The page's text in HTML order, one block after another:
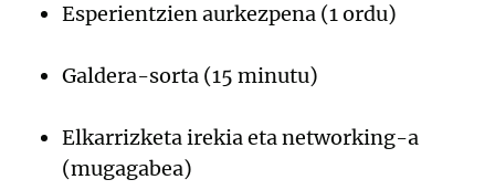
Esperientzien aurkezpena (1 ordu)
Galdera-sorta (15 minutu)
Elkarrizketa irekia eta networking-a
(mugagabea)